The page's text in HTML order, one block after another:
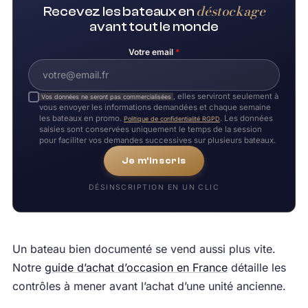
Recevez les bateaux en déstockage
avant tout le monde
Votre email *
Vos données ne seront pas commercialisées , elles serviront seulement à
vous envoyer les informations demandées et chaque semaine
les bateaux en promo. Politique de confidentialité RGPD. Les données
saisies sont conservées uniquement le temps de la session
pour faciliter vos demandes successives sur plusieurs bateaux.
Je m'inscris
DÉSINSCRIPTION EN UN CLIC
Un bateau bien documenté se vend aussi plus vite.
Notre guide d’achat d’occasion en Francedétaille les
contrôles à mener avant l’achat d’une unité ancienne.